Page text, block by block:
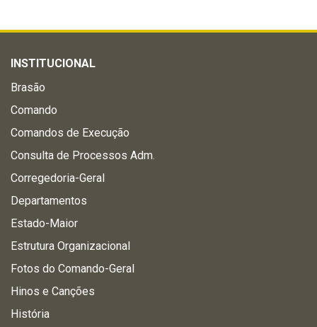
INSTITUCIONAL
Brasão
Comando
Comandos de Execução
Consulta de Processos Adm.
Corregedoria-Geral
Departamentos
Estado-Maior
Estrutura Organizacional
Fotos do Comando-Geral
Hinos e Canções
História